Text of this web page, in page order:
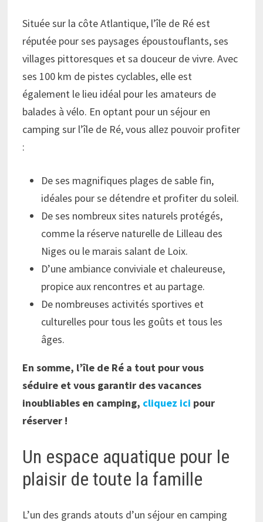
Située sur la côte Atlantique, l’île de Ré est
réputée pour ses paysages époustouflants, ses
villages pittoresques et sa douceur de vivre. Avec
ses 100 km de pistes cyclables, elle est
également le lieu idéal pour les amateurs de
balades à vélo. En optant pour un séjour en
camping sur l’île de Ré, vous allez pouvoir profiter
:
De ses magnifiques plages de sable fin,
idéales pour se détendre et profiter du soleil.
De ses nombreux sites naturels protégés,
comme la réserve naturelle de Lilleau des
Niges ou le marais salant de Loix.
D’une ambiance conviviale et chaleureuse,
propice aux rencontres et au partage.
De nombreuses activités sportives et
culturelles pour tous les goûts et tous les
âges.
En somme, l’île de Ré a tout pour vous
séduire et vous garantir des vacances
inoubliables en camping, cliquez ici pour
réserver !
Un espace aquatique pour le
plaisir de toute la famille
L’un des grands atouts d’un séjour en camping